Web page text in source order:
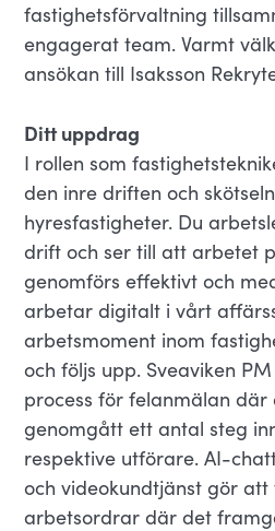
fastighetsförvaltning
engagerat team. Varmt
ansökan till Isaksson
Ditt uppdrag
I rollen som
den inre driften och
hyresfastigheter. Du
drift och ser till att arbetet
genomförs effektivt och
arbetar digitalt i vårt
arbetsmoment inom
och följs upp. Sveaviken
process för felanmälan
genomgått ett antal steg
respektive utförare. AI-
och videokundtjänst gör
arbetsordrar där det